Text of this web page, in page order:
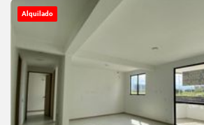
Alquilado